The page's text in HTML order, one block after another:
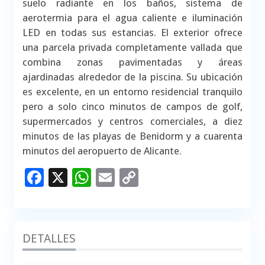
suelo radiante en los baños, sistema de
aerotermia para el agua caliente e iluminación
LED en todas sus estancias. El exterior ofrece
una parcela privada completamente vallada que
combina zonas pavimentadas y áreas
ajardinadas alrededor de la piscina. Su ubicación
es excelente, en un entorno residencial tranquilo
pero a solo cinco minutos de campos de golf,
supermercados y centros comerciales, a diez
minutos de las playas de Benidorm y a cuarenta
minutos del aeropuerto de Alicante.
Facebook
X WhatsApp
Email
DETALLES